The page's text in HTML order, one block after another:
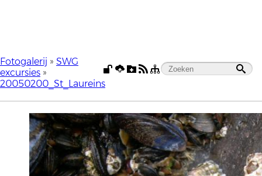
Fotogalerij » SWG
excursies »
20050200_St_Laureins